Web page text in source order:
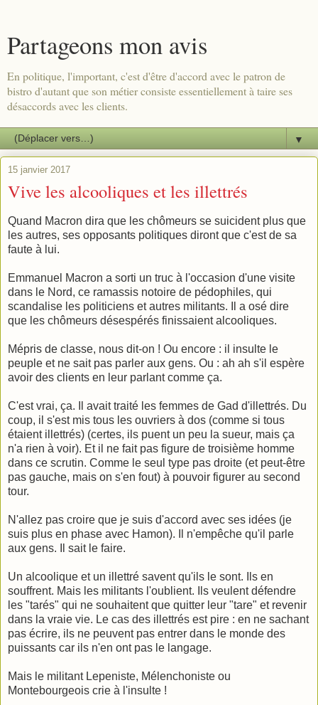
Partageons mon avis
En politique, l'important, c'est d'être d'accord avec le patron de
bistro d'autant que son métier consiste essentiellement à taire ses
désaccords avec les clients.
▼
15 janvier 2017
Vive les alcooliques et les illettrés
Quand Macron dira que les chômeurs se suicident plus que
les autres, ses opposants politiques diront que c'est de sa
faute à lui.
Emmanuel Macron a sorti un truc à l'occasion d'une visite
dans le Nord, ce ramassis notoire de pédophiles, qui
scandalise les politiciens et autres militants. Il a osé dire
que les chômeurs désespérés finissaient alcooliques.
Mépris de classe, nous dit-on ! Ou encore : il insulte le
peuple et ne sait pas parler aux gens. Ou : ah ah s'il espère
avoir des clients en leur parlant comme ça.
C'est vrai, ça. Il avait traité les femmes de Gad d'illettrés. Du
coup, il s'est mis tous les ouvriers à dos (comme si tous
étaient illettrés) (certes, ils puent un peu la sueur, mais ça
n'a rien à voir). Et il ne fait pas figure de troisième homme
dans ce scrutin. Comme le seul type pas droite (et peut-être
pas gauche, mais on s'en fout) à pouvoir figurer au second
tour.
N'allez pas croire que je suis d'accord avec ses idées (je
suis plus en phase avec Hamon). Il n'empêche qu'il parle
aux gens. Il sait le faire.
Un alcoolique et un illettré savent qu'ils le sont. Ils en
souffrent. Mais les militants l'oublient. Ils veulent défendre
les "tarés" qui ne souhaitent que quitter leur "tare" et revenir
dans la vraie vie. Le cas des illettrés est pire : en ne sachant
pas écrire, ils ne peuvent pas entrer dans le monde des
puissants car ils n'en ont pas le langage.
Mais le militant Lepeniste, Mélenchoniste ou
Montebourgeois crie à l'insulte !